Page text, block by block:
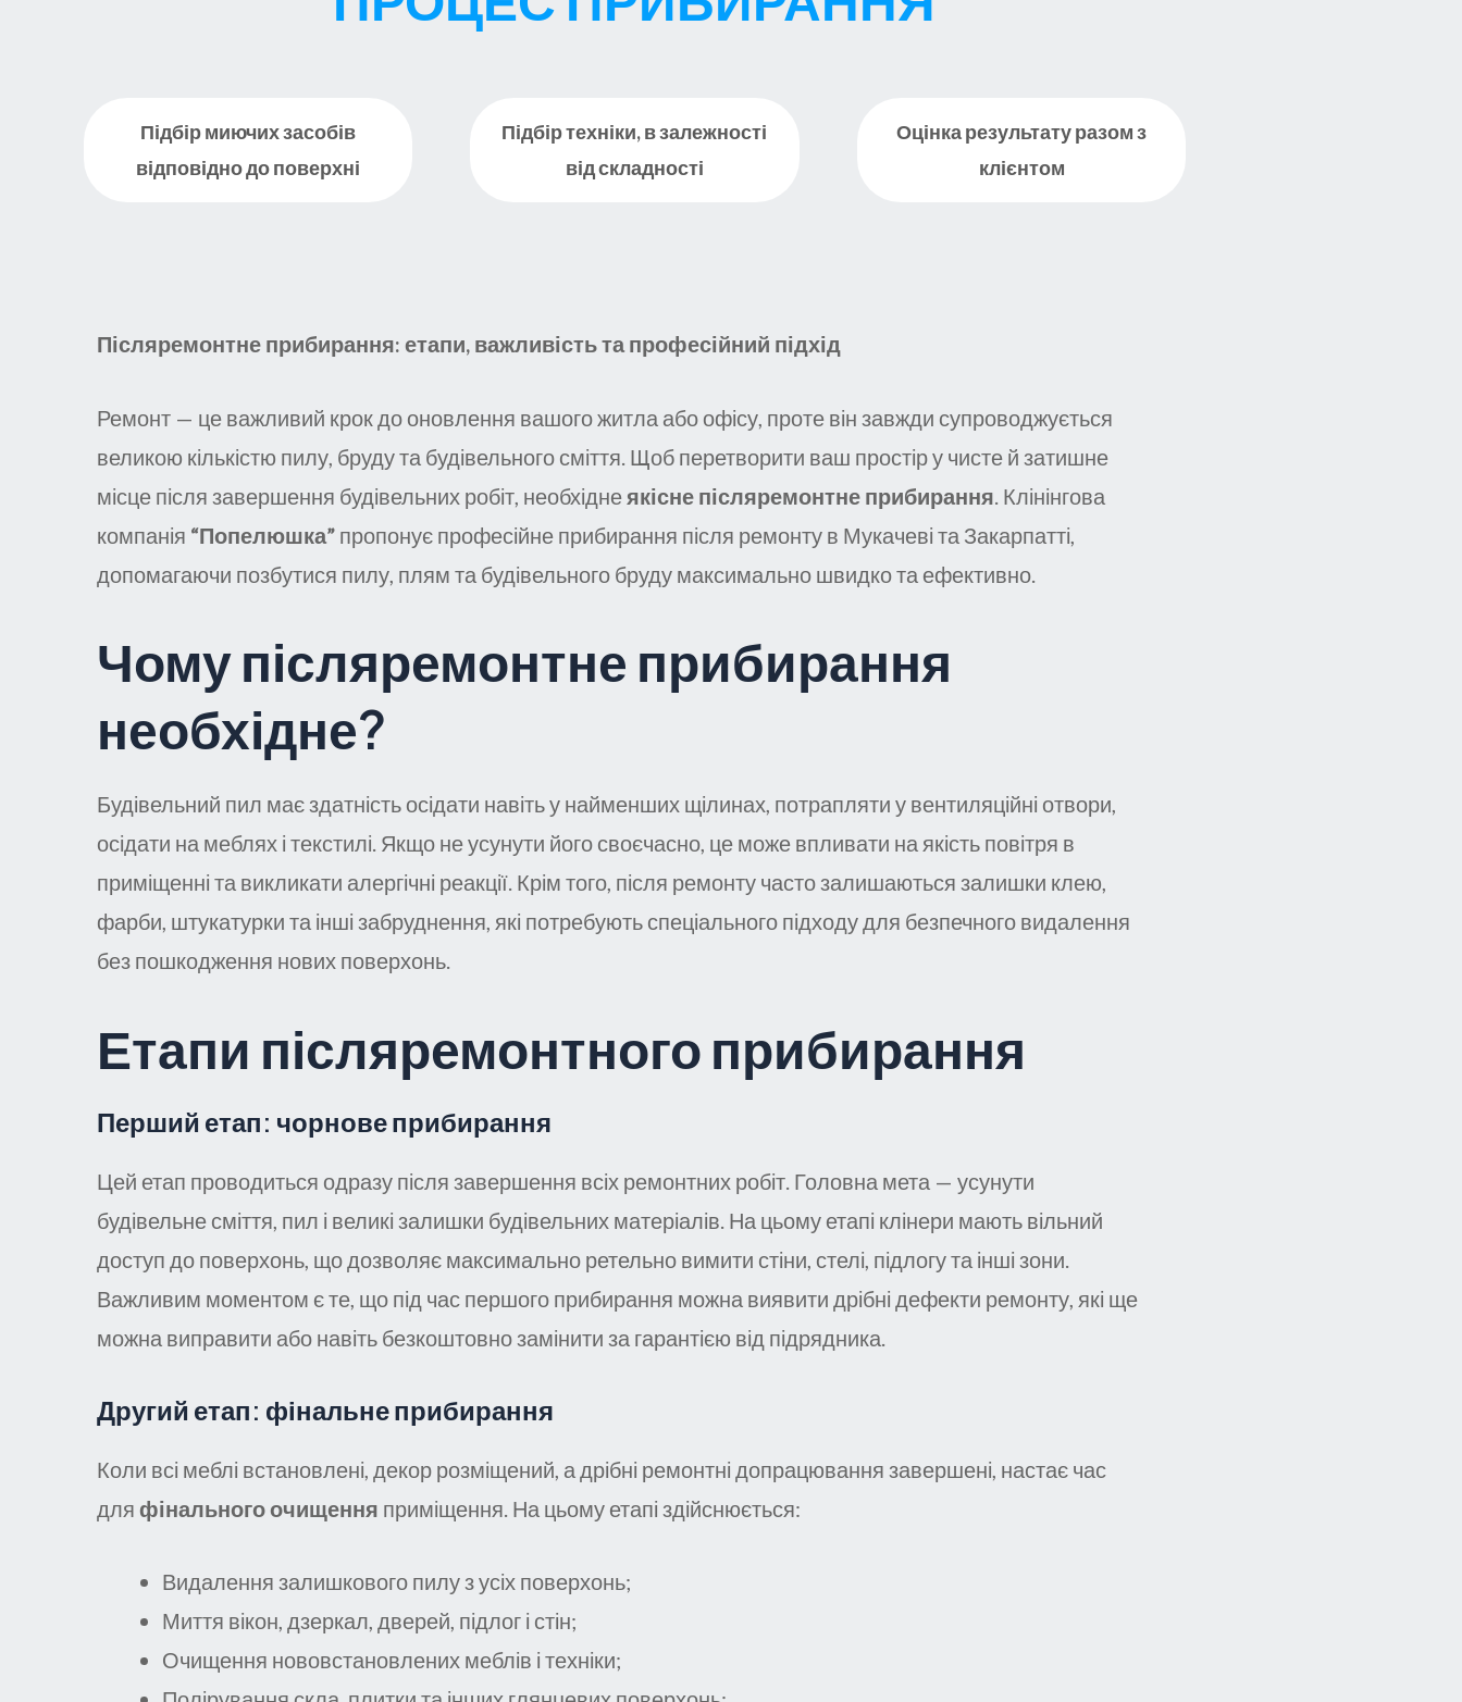
Підбір миючих засобів
відповідно до поверхні
Підбір техніки, в залежності
від складності
Оцінка результату разом з
клієнтом
Післяремонтне прибирання: етапи, важливість та професійний підхід
Ремонт — це важливий крок до оновлення вашого житла або офісу, проте він завжди супроводжується
великою кількістю пилу, бруду та будівельного сміття. Щоб перетворити ваш простір у чисте й затишне
місце після завершення будівельних робіт, необхідне якісне післяремонтне прибирання . Клінінгова
компанія “Попелюшка” пропонує професійне прибирання після ремонту в Мукачеві та Закарпатті,
допомагаючи позбутися пилу, плям та будівельного бруду максимально швидко та ефективно.
Чому післяремонтне прибирання
необхідне?
Будівельний пил має здатність осідати навіть у найменших щілинах, потрапляти у вентиляційні отвори,
осідати на меблях і текстилі. Якщо не усунути його своєчасно, це може впливати на якість повітря в
приміщенні та викликати алергічні реакції. Крім того, після ремонту часто залишаються залишки клею,
фарби, штукатурки та інші забруднення, які потребують спеціального підходу для безпечного видалення
без пошкодження нових поверхонь.
Етапи післяремонтного прибирання
Перший етап: чорнове прибирання
Цей етап проводиться одразу після завершення всіх ремонтних робіт. Головна мета — усунути
будівельне сміття, пил і великі залишки будівельних матеріалів. На цьому етапі клінери мають вільний
доступ до поверхонь, що дозволяє максимально ретельно вимити стіни, стелі, підлогу та інші зони.
Важливим моментом є те, що під час першого прибирання можна виявити дрібні дефекти ремонту, які ще
можна виправити або навіть безкоштовно замінити за гарантією від підрядника.
Другий етап: фінальне прибирання
Коли всі меблі встановлені, декор розміщений, а дрібні ремонтні допрацювання завершені, настає час
дляфінального очищення приміщення. На цьому етапі здійснюється:
Видалення залишкового пилу з усіх поверхонь;
Миття вікон, дзеркал, дверей, підлог і стін;
Очищення нововстановлених меблів і техніки;